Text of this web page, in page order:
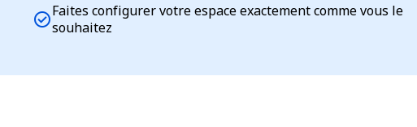
check_circleFaites configurer votre espace exactement comme vous le
souhaitez